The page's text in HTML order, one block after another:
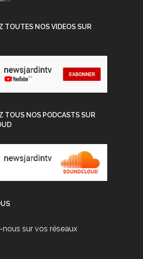
TOUTES NOS VIDEOS SUR
TOUS NOS PODCASTS SUR
sur vos réseaux